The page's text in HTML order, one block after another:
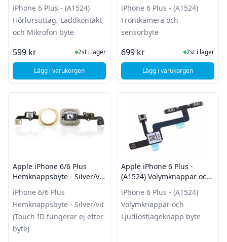
byte
iPhone 6 Plus - (A1524)
Hörlursuttag, Laddkontakt
och Mikrofon byte
599 kr I Lager
2st i lager
Lägg i varukorgen, Apple iPhone 6 Plus - (A1524) Hörlursuttag, Laddkontakt
iPhone 6 Plus - (A1524)
Frontkamera och
sensorbyte
699 kr I Lager
2st i lager
Lägg i varukorgen
, Apple iPhone 6
Apple iPhone 6/6 Plus
Hemknappsbyte - Silver/vit
byte)
iPhone 6/6 Plus
Hemknappsbyte - Silver/vit
(Touch ID fungerar ej efter
byte)
Apple iPhone 6 Plus -
(A1524) Volymknappar och
iPhone 6 Plus - (A1524)
Volymknappar och
Ljudlöstlägeknapp byte